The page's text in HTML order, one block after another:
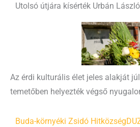
Utolsó útjára kísérték Urbán
Az érdi kulturális élet jeles alakját
temetőben helyezték végső
Buda-környéki Zsidó Hitközség